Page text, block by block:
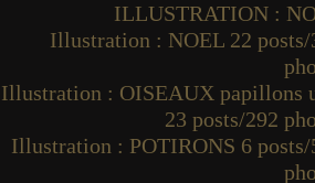
ILLUSTRATION :
Illustration : NOEL 22 posts/
Illustration : OISEAUX papillons
23 posts/292
Illustration : POTIRONS 6 posts/